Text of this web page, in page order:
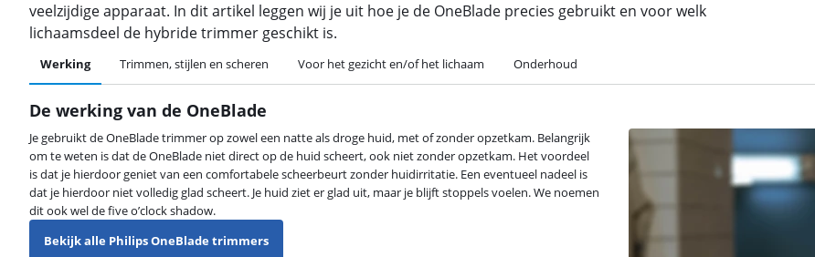
veelzijdige apparaat. In dit artikel leggen wij je uit hoe je de OneBlade precies gebruikt en voor welk
lichaamsdeel de hybride trimmer geschikt is.
Werking Trimmen, stijlen en scheren Voor het gezicht en/of het lichaam Onderhoud
De werking van de OneBlade
Je gebruikt de OneBlade trimmer op zowel een natte als droge huid, met of zonder opzetkam. Belangrijk
om te weten is dat de OneBlade niet direct op de huid scheert, ook niet zonder opzetkam. Het voordeel
is dat je hierdoor geniet van een comfortabele scheerbeurt zonder huidirritatie. Een eventueel nadeel is
dat je hierdoor niet volledig glad scheert. Je huid ziet er glad uit, maar je blijft stoppels voelen. We noemen
dit ook wel de five o’clock shadow.
Bekijk alle Philips OneBlade trimmers